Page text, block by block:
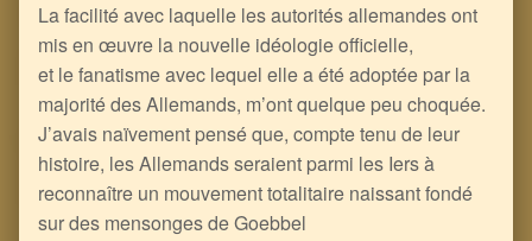
La facilité avec laquelle les autorités allemandes ont
mis en œuvre la nouvelle idéologie officielle,
et le fanatisme avec lequel elle a été adoptée par la
majorité des Allemands, m’ont quelque peu choquée.
J’avais naïvement pensé que, compte tenu de leur
histoire, les Allemands seraient parmi les Iers à
reconnaître un mouvement totalitaire naissant fondé
sur des mensonges de Goebbel